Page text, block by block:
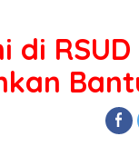
di RSUD